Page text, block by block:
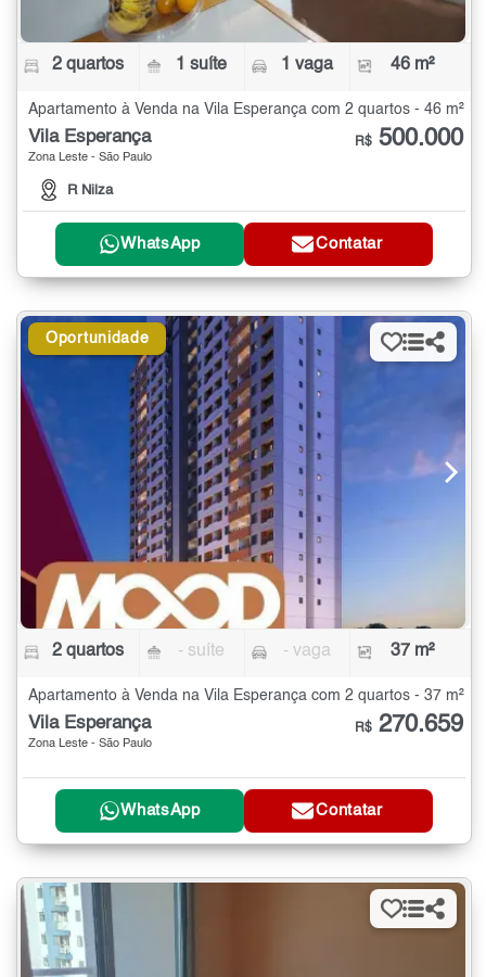
2 quartos 1 suíte 1 vaga 46 m²
Apartamento à Venda na Vila Esperança com 2 quartos - 46 m²
Vila Esperança
Zona Leste - São Paulo
R Nilza
R$ 500.000
WhatsApp Contatar
Oportunidade
2 quartos - suíte - vaga 37 m²
Apartamento à Venda na Vila Esperança com 2 quartos - 37 m²
Vila Esperança
Zona Leste - São Paulo
R$ 270.659
WhatsApp Contatar